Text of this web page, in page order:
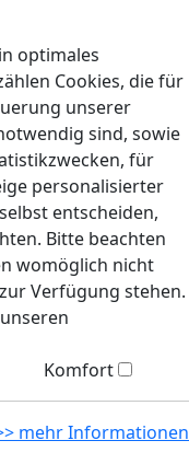
optimales
Cookies, die für
unserer
sind, sowie
für
personalisierter
entscheiden,
Bitte beachten
womöglich nicht
Verfügung stehen.
Komfort
mehr Informationen